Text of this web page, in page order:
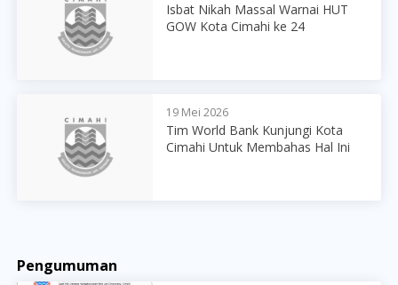
Isbat Nikah Massal Warnai HUT
GOW Kota Cimahi ke 24
19 Mei 2026
Tim World Bank Kunjungi Kota
Cimahi Untuk Membahas Hal Ini
Pengumuman